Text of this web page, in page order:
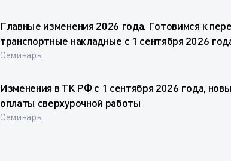
Главные изменения 2026 года. Готовимся к
транспортные накладные с 1 сентября 2026
Семинары
Изменения в ТК РФ с 1 сентября 2026 года,
оплаты сверхурочной работы
Семинары